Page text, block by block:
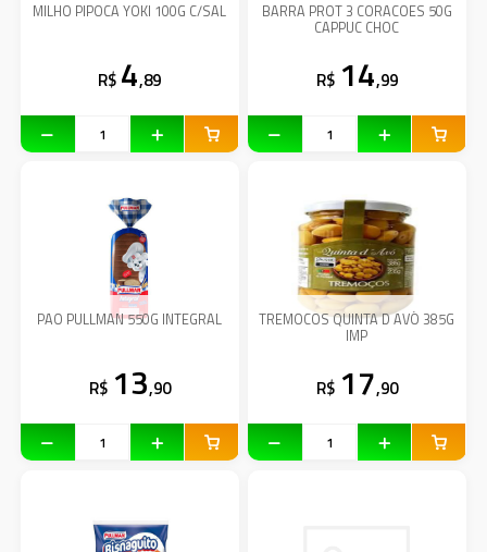
MILHO PIPOCA YOKI 100G C/SAL
R$ 4,89
BARRA PROT 3 CORACOES 50G
CAPPUC CHOC
R$ 14,99
PAO PULLMAN 550G INTEGRAL
R$ 13,90
TREMOCOS QUINTA D AVÓ 385G
IMP
R$ 17,90